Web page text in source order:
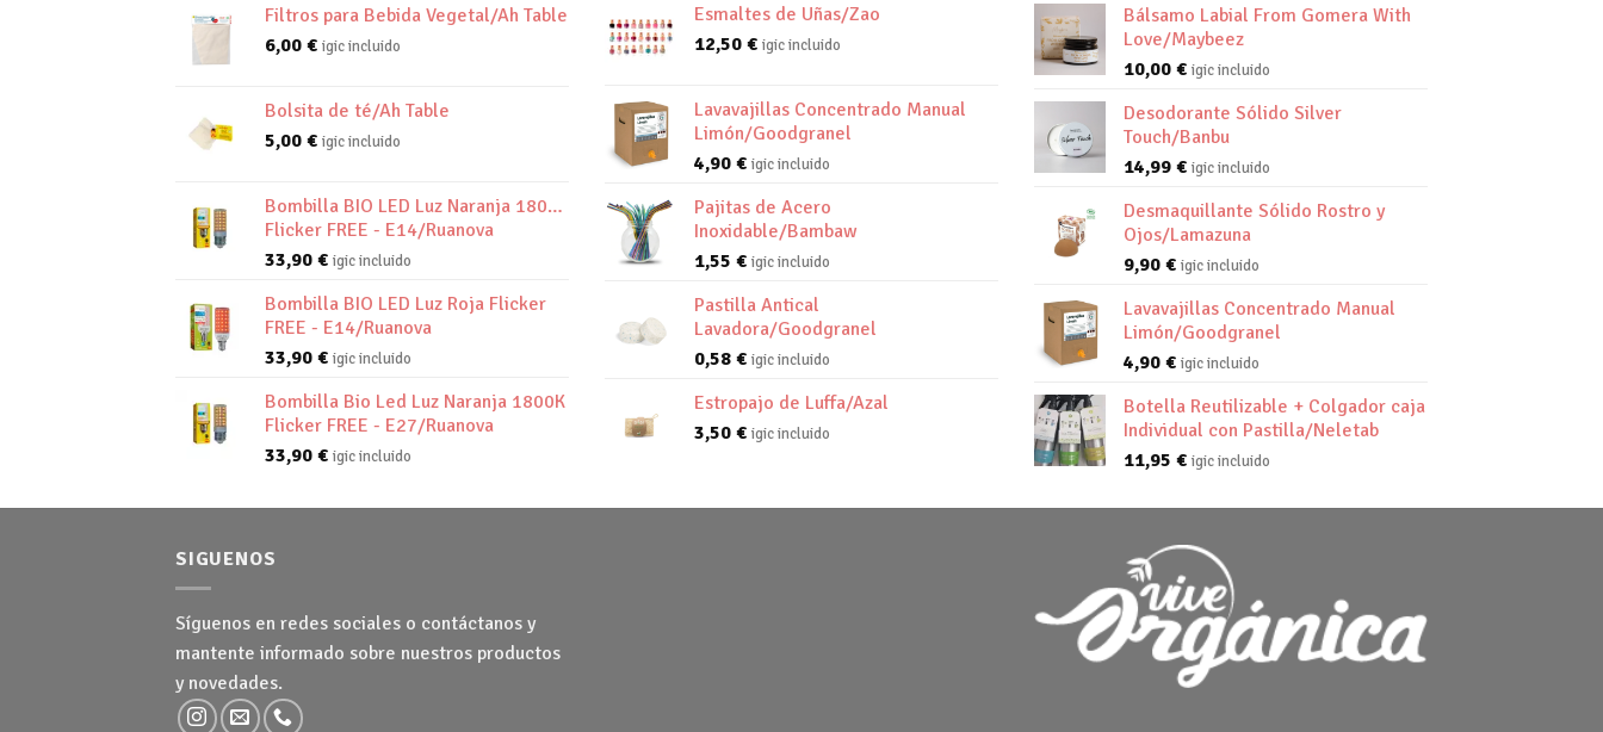
Filtros para Bebida Vegetal/Ah Table
6,00 € igic incluido
Bolsita de té/Ah Table
5,00 € igic incluido
Bombilla BIO LED Luz Naranja 1800K
Flicker FREE - E14/Ruanova
33,90 € igic incluido
Bombilla BIO LED Luz Roja Flicker
FREE - E14/Ruanova
33,90 € igic incluido
Bombilla Bio Led Luz Naranja 1800K
Flicker FREE - E27/Ruanova
33,90 € igic incluido
Esmaltes de Uñas/Zao
12,50 € igic incluido
Lavavajillas Concentrado Manual
Limón/Goodgranel
4,90 € igic incluido
Pajitas de Acero
Inoxidable/Bambaw
1,55 € igic incluido
Pastilla Antical
Lavadora/Goodgranel
0,58 € igic incluido
Estropajo de Luffa/Azal
3,50 € igic incluido
Bálsamo Labial From Gomera With
Love/Maybeez
10,00 € igic incluido
Desodorante Sólido Silver
Touch/Banbu
14,99 € igic incluido
Desmaquillante Sólido Rostro y
Ojos/Lamazuna
9,90 € igic incluido
Lavavajillas Concentrado Manual
Limón/Goodgranel
4,90 € igic incluido
Botella Reutilizable + Colgador caja
Individual con Pastilla/Neletab
11,95 € igic incluido
SIGUENOS
Síguenos en redes sociales o contáctanos y
mantente informado sobre nuestros productos
y novedades.